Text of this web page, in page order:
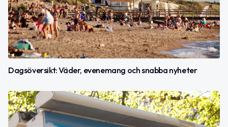
Dagsöversikt: Väder, evenemang och snabba nyheter